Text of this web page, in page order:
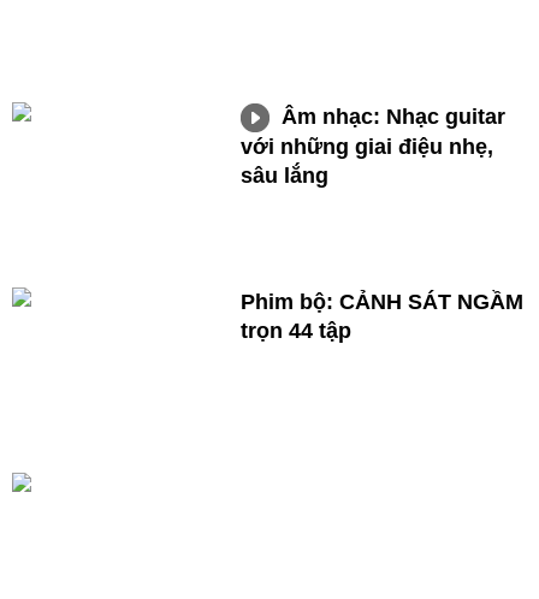
Âm nhạc: Nhạc guitar
với những giai điệu nhẹ,
sâu lắng
Phim bộ: CẢNH SÁT NGẦM
trọn 44 tập